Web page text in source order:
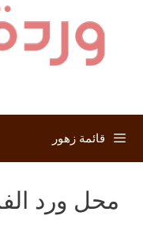
قائمة زهور
محل ورد